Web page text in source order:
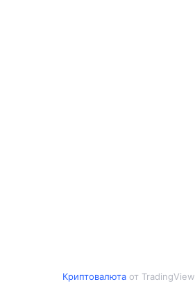
Криптовалютаот TradingView